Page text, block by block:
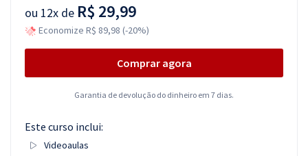
ou 12x de R$ 29,99
Economize R$ 89,98 (-20%)
Comprar agora
Garantia de devolução do dinheiro em 7 dias.
Este curso inclui:
Videoaulas